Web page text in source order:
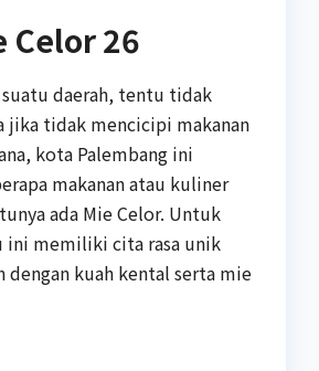
26
daerah, tentu tidak
jika tidak mencicipi makanan
kota Palembang ini
makanan atau kuliner
ada Mie Celor. Untuk
ini memiliki cita rasa unik
dengan kuah kental serta mie